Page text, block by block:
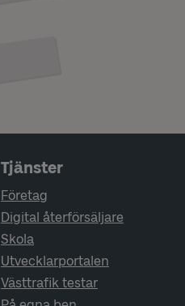
Tjänster
Företag
Digital återförsäljare
Skola
Utvecklarportalen
Västtrafik testar